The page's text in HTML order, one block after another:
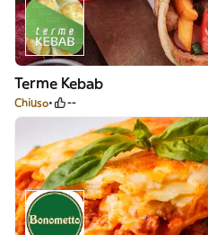
Terme Kebab
Chiuso --